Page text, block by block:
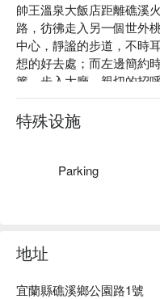
帥王溫泉大飯店距離礁溪
路，彷彿走入另一個世外
中心，靜謐的步道，不時
想的好去處；而左邊簡約
簾，步入大廳，親切的招
帥王溫泉大飯店評價：網
帥王溫泉大飯店推薦：入
門景點和餐飲選。座落在
帥王溫泉大飯店優惠、帥
特殊设施
Parking
地址
宜蘭縣礁溪鄉公園路1號